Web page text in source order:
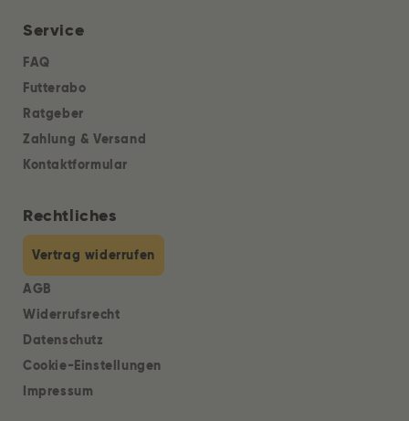
Service
FAQ
Futterabo
Ratgeber
Zahlung & Versand
Kontaktformular
Rechtliches
Vertrag widerrufen
AGB
Widerrufsrecht
Datenschutz
Cookie-Einstellungen
Impressum